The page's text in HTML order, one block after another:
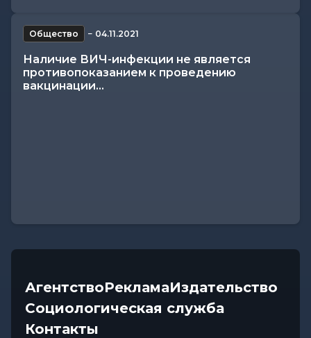
Общество − 04.11.2021
Наличие ВИЧ-инфекции не является
противопоказанием к проведению
вакцинации...
АгентствоРекламаИздательство
Социологическая служба
Контакты